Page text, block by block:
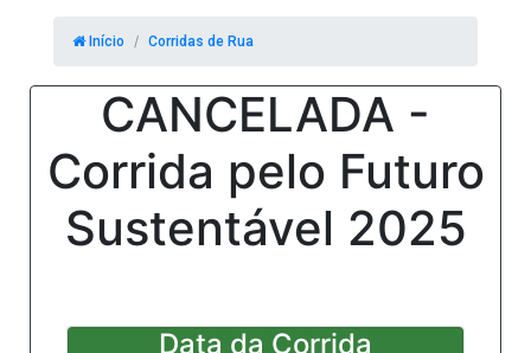
Início Corridas de Rua
CANCELADA -
Corrida pelo Futuro
Sustentável 2025
Data da Corrida